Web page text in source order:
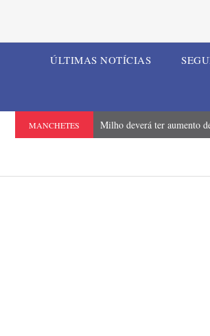
ÚLTIMAS NOTÍCIAS
MANCHETES Milho deverá ter aumento